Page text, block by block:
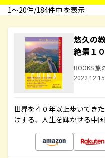
1〜20件/184件中 を表示
悠久の
絶景１
BOOKS 旅
世界を４０年以上歩いてき
けする、人生を輝かせる中